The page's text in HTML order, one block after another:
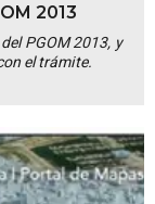
2013
PGOM 2013, y
el trámite.